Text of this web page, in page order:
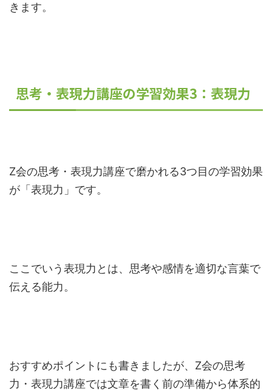
きます。
思考・表現力講座の学習効果3：表現力
Z会の思考・表現力講座で磨かれる3つ目の学習効果
が「表現力」です。
ここでいう表現力とは、思考や感情を適切な言葉で
伝える能力。
おすすめポイントにも書きましたが、Z会の思考
力・表現力講座では文章を書く前の準備から体系的